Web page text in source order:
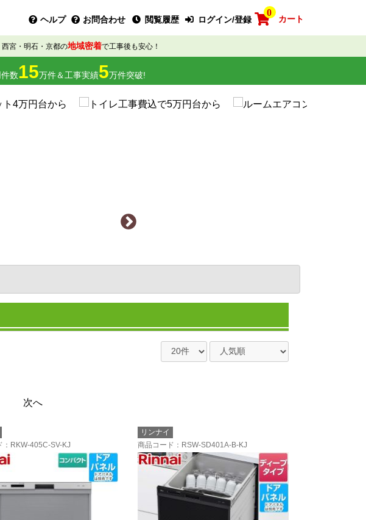
ヘルプ お問合わせ 閲覧履歴 ログイン/登録
0
カート
宮・明石・京都の地域密着で工事後も安心！
数15万件＆工事実績5万件突破!
次へ
：RKW-405C-SV-KJ
リンナイ
商品コード ：RSW-SD401A-B-KJ